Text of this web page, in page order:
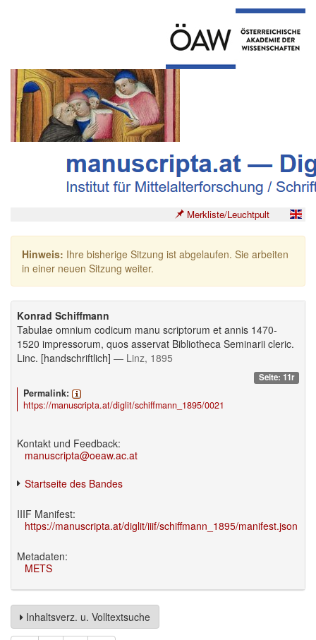
Merkliste/Leuchtpult
Hinweis: Ihre bisherige Sitzung ist abgelaufen. Sie arbeiten
in einer neuen Sitzung weiter.
Konrad Schiffmann
Tabulae omnium codicum manu scriptorum et annis 1470-
1520 impressorum, quos asservat Bibliotheca Seminarii cleric.
Linc. [handschriftlich] — Linz, 1895
Seite: 11r
Permalink:
https://manuscripta.at/diglit/schiffmann_1895/0021
Kontakt und Feedback:
manuscripta@oeaw.ac.at
Startseite des Bandes
IIIF Manifest:
https://manuscripta.at/diglit/iiif/schiffmann_1895/manifest.json
Metadaten:
METS
Inhaltsverz. u. Volltextsuche